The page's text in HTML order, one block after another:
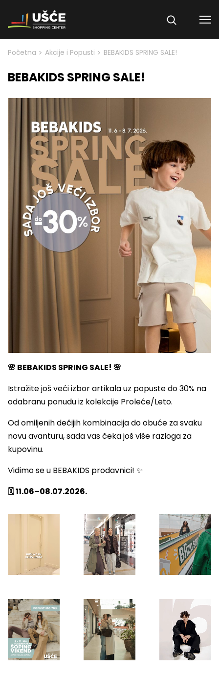
Skip to content
Početna > Akcije i Popusti > BEBAKIDS SPRING SALE!
BEBAKIDS SPRING SALE!
🌸 BEBAKIDS SPRING SALE! 🌸
Istražite još veći izbor artikala uz popuste do 30% na
odabranu ponudu iz kolekcije Proleće/Leto.
Od omiljenih dečijih kombinacija do obuće za svaku
novu avanturu, sada vas čeka još više razloga za
kupovinu.
Vidimo se u BEBAKIDS prodavnici! ✨
🗓️ 11.06–08.07.2026.